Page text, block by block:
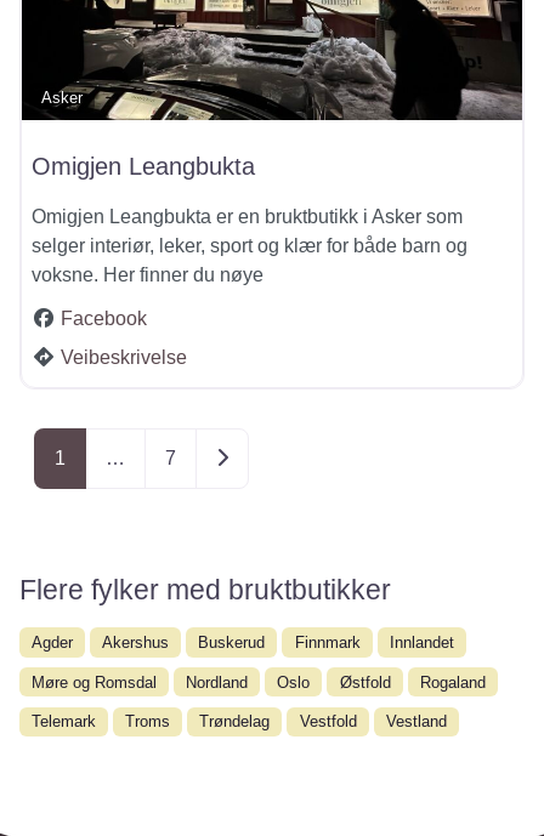
Asker
Omigjen Leangbukta
Omigjen Leangbukta er en bruktbutikk i Asker som
selger interiør, leker, sport og klær for både barn og
voksne. Her finner du nøye
Facebook
Veibeskrivelse
Posts navigation
1 … 7 Older posts
Flere fylker med bruktbutikker
Agder Akershus Buskerud Finnmark Innlandet
Møre og Romsdal Nordland Oslo Østfold Rogaland
Telemark Troms Trøndelag Vestfold Vestland